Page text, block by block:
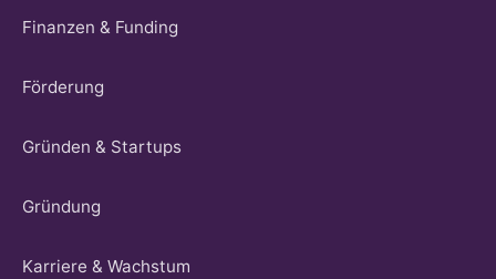
Finanzen & Funding
Förderung
Gründen & Startups
Gründung
Karriere & Wachstum